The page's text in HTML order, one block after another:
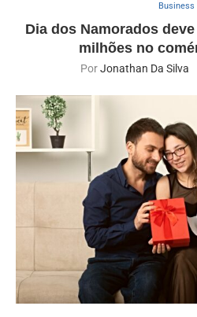
Business
Dia dos Namorados
milhões no
PorJonathan Da Silva